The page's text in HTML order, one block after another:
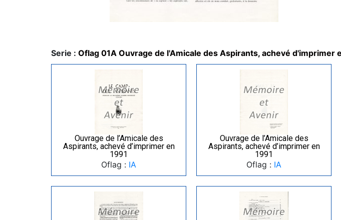
Serie : Oflag 01A Ouvrage de l'Amicale des Aspirants, achevé d'imprimer
Ouvrage de l’Amicale des
Aspirants, achevé d’imprimer en
1991
Oflag : IA
Ouvrage de l’Amicale des
Aspirants, achevé d’imprimer en
1991
Oflag : IA